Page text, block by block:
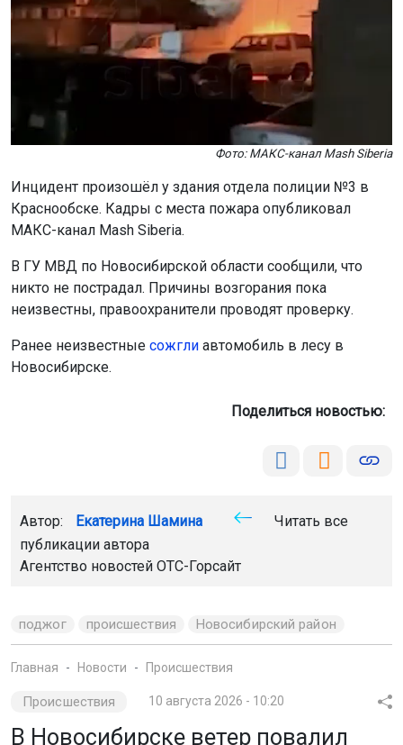
Фото: МАКС-канал Mash Siberia
Инцидент произошёл у здания отдела полиции №3 в
Краснообске. Кадры с места пожара опубликовал
МАКС-канал Mash Siberia.
В ГУ МВД по Новосибирской области сообщили, что
никто не пострадал. Причины возгорания пока
неизвестны, правоохранители проводят проверку.
Ранее неизвестные сожгли автомобиль в лесу в
Новосибирске.
Поделиться новостью:
Автор: Екатерина Шамина
Читать все
публикации автора
Агентство новостей ОТС-Горсайт
поджог происшествия Новосибирский район
Главная Новости Происшествия
Происшествия 10 августа 2026 - 10:20
В Новосибирске ветер повалил